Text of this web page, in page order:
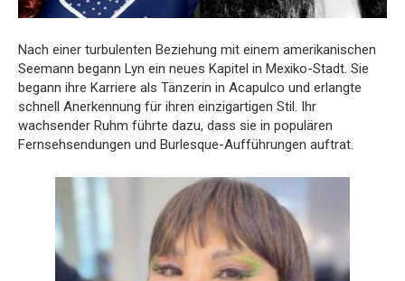
Nach einer turbulenten Beziehung mit einem amerikanischen
Seemann begann Lyn ein neues Kapitel in Mexiko-Stadt. Sie
begann ihre Karriere als Tänzerin in Acapulco und erlangte
schnell Anerkennung für ihren einzigartigen Stil. Ihr
wachsender Ruhm führte dazu, dass sie in populären
Fernsehsendungen und Burlesque-Aufführungen auftrat.